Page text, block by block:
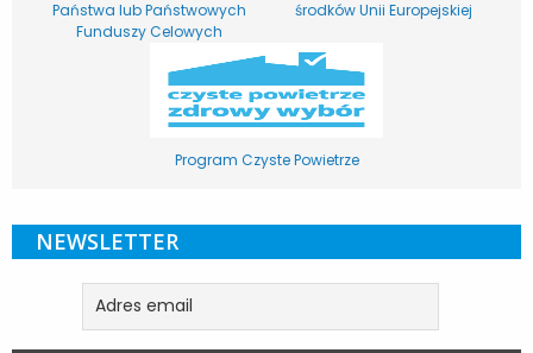
Państwa lub Państwowych
Funduszy Celowych
środków Unii Europejskiej
Program Czyste Powietrze
NEWSLETTER